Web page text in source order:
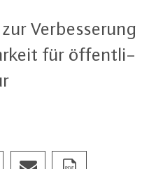
Ver­bes­se­rung
für öf­fent­li­